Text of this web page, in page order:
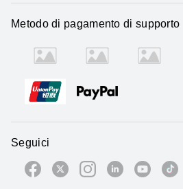
Metodo di pagamento di supporto
Seguici